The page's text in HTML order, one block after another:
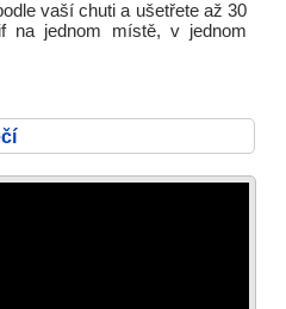
vaší chuti a ušetřete až 30
na jednom místě, v jednom